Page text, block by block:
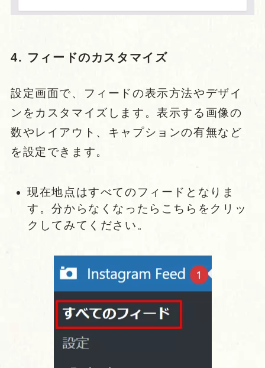
4. フィードのカスタマイズ
設定画面で、フィードの表示方法やデザイ
ンをカスタマイズします。表示する画像の
数やレイアウト、キャプションの有無など
を設定できます。
現在地点はすべてのフィードとなりま
す。分からなくなったらこちらをクリッ
クしてみてください。